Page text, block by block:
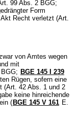
99 Abs. 2 BGG;
Form
Recht verletzt (Art.
von Amtes wegen
mit
; BGE 145 I 239
Rügen, sofern eine
(Art. 42 Abs. 1 und 2
keine hinreichende
( BGE 145 V 161 E.